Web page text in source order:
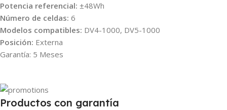
Potencia referencial: ±48Wh
Número de celdas: 6
Modelos compatibles: DV4-1000, DV5-1000
Posición: Externa
Garantía: 5 Meses
Productos con garantía